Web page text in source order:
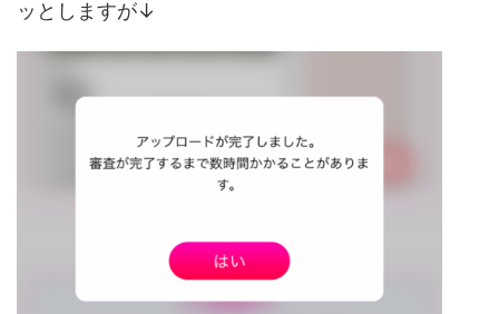
ッとしますが↓